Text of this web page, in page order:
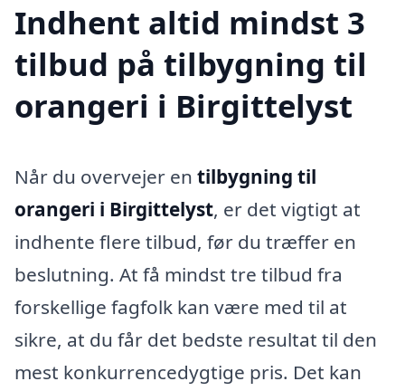
Indhent altid mindst 3
tilbud på tilbygning til
orangeri i Birgittelyst
Når du overvejer en tilbygning til
orangeri i Birgittelyst, er det vigtigt at
indhente flere tilbud, før du træffer en
beslutning. At få mindst tre tilbud fra
forskellige fagfolk kan være med til at
sikre, at du får det bedste resultat til den
mest konkurrencedygtige pris. Det kan